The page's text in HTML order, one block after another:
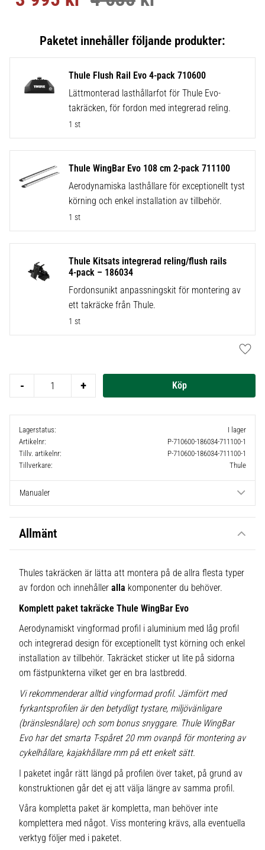
Thule Flush Rail Evo 4-pack 710600
Lättmonterad lasthållarfot för Thule Evo-
takräcken, för fordon med integrerad reling.
1 st
Thule WingBar Evo 108 cm 2-pack 711100
Aerodynamiska lasthållare för exceptionellt tyst
körning och enkel installation av tillbehör.
1 st
Thule Kitsats integrerad reling/flush rails
4-pack – 186034
Fordonsunikt anpassningskit för montering av
ett takräcke från Thule.
1 st
+
-
Lagerstatus
I lager
Artikelnr
P-710600-186034-711100-1
Tillv. artikelnr
P-710600-186034-711100-1
Tillverkare
Thule
Manualer
Allmänt
Thules takräcken är lätta att montera på de allra flesta typer
av fordon och innehåller alla komponenter du behöver.
Komplett paket takräcke Thule WingBar Evo
Aerodynamiskt vingformad profil i aluminium med låg profil
och integrerad design för exceptionellt tyst körning och enkel
installation av tillbehör. Takräcket sticker ut lite på sidorna
om fästpunkterna vilket ger en bra lastbredd.
Vi rekommenderar alltid vingformad profil. Jämfört med
fyrkantsprofilen är den betydligt tystare, miljövänligare
(bränslesnålare) och som bonus snyggare. Thule WingBar
Evo har det smarta T-spåret 20 mm ovanpå för montering av
cykelhållare, kajakhållare mm på ett enkelt sätt.
I paketet ingår rätt längd på profilen över taket, på grund av
konstruktionen går det ej att välja längre av samma profil.
Våra kompletta paket är kompletta, man behöver inte
komplettera med något. Viss montering krävs, alla eventuella
verktyg följer med i paketet.